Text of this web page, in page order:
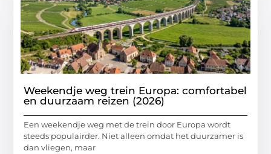
Weekendje weg trein Europa: comfortabel
en duurzaam reizen (2026)
Een weekendje weg met de trein door Europa wordt
steeds populairder. Niet alleen omdat het duurzamer is
dan vliegen, maar